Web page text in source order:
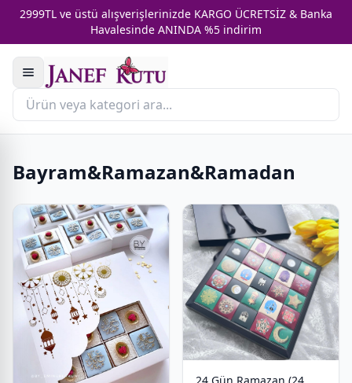
2999TL ve üstü alışverişlerinizde KARGO ÜCRETSİZ & Banka
Havalesinde ANINDA %5 indirim
Bayram&Ramazan&Ramadan